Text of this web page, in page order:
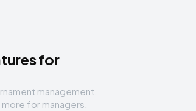
for
management,
for managers.